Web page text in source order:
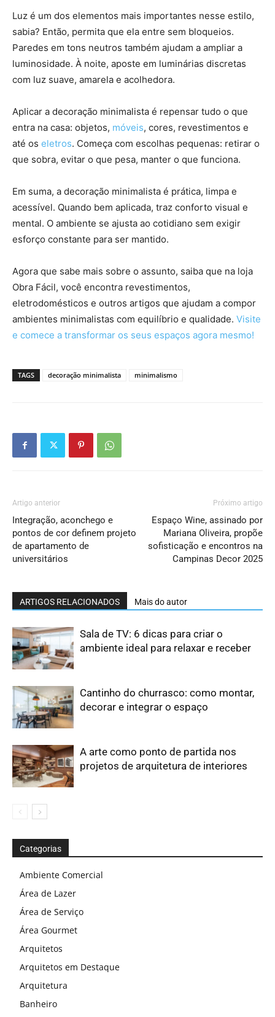
Luz é um dos elementos mais importantes nesse estilo,
sabia? Então, permita que ela entre sem bloqueios.
Paredes em tons neutros também ajudam a ampliar a
luminosidade. À noite, aposte em luminárias discretas
com luz suave, amarela e acolhedora.
Aplicar a decoração minimalista é repensar tudo o que
entra na casa: objetos, móveis, cores, revestimentos e
até os eletros. Começa com escolhas pequenas: retirar o
que sobra, evitar o que pesa, manter o que funciona.
Em suma, a decoração minimalista é prática, limpa e
acessível. Quando bem aplicada, traz conforto visual e
mental. O ambiente se ajusta ao cotidiano sem exigir
esforço constante para ser mantido.
Agora que sabe mais sobre o assunto, saiba que na loja
Obra Fácil, você encontra revestimentos,
eletrodomésticos e outros artigos que ajudam a compor
ambientes minimalistas com equilíbrio e qualidade. Visite
e comece a transformar os seus espaços agora mesmo!
TAGS decoração minimalista minimalismo
Artigo anterior
Integração, aconchego e
pontos de cor definem projeto
de apartamento de
universitários
Próximo artigo
Espaço Wine, assinado por
Mariana Oliveira, propõe
sofisticação e encontros na
Campinas Decor 2025
ARTIGOS RELACIONADOS Mais do autor
Sala de TV: 6 dicas para criar o
ambiente ideal para relaxar e receber
Cantinho do churrasco: como montar,
decorar e integrar o espaço
A arte como ponto de partida nos
projetos de arquitetura de interiores
Categorias
Ambiente Comercial
Área de Lazer
Área de Serviço
Área Gourmet
Arquitetos
Arquitetos em Destaque
Arquitetura
Banheiro